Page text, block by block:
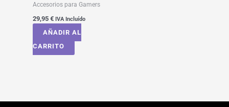
Accesorios para Gamers
29,95 € IVA Incluído
AÑADIR AL
CARRITO